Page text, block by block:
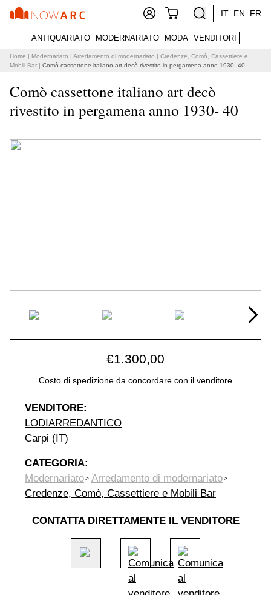
IT EN FR
ANTIQUARIATO MODERNARIATO MODA VENDITORI
Home | Modernariato | Arredamento di modernariato | Credenze, Comò, Cassettiere e
Mobili Bar | Comò cassettone italiano art decò rivestito in pergamena anno 1930- 40
Comò cassettone italiano art decò
rivestito in pergamena anno 1930- 40
€1.300,00
Costo di spedizione da concordare con il venditore
VENDITORE:
LODIARREDANTICO
Carpi (IT)
CATEGORIA:
Modernariato
Arredamento di modernariato
Credenze, Comò, Cassettiere e Mobili Bar
CONTATTA DIRETTAMENTE IL VENDITORE